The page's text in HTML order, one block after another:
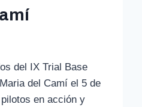
del IX Trial Base
del Camí el 5 de
en acción y